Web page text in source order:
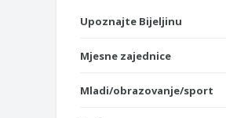
Upoznajte Bijeljinu
Mjesne zajednice
Mladi/obrazovanje/sport